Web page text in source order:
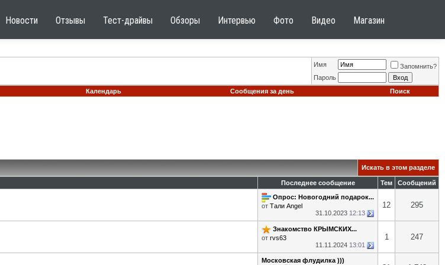
Новости Отзывы Тест-драйвы Обзоры Интервью Фото Видео Магазин
Имя
Запомнить?
Пароль
Календарь Сообщения за день Поиск
Искать в этом разделе
Последнее сообщение Тем Сообщений
Опрос: Новогодний подарок...
от Тали Angel
31.10.2023 12:13
12 295
Знакомство КРЫМСКИХ...
от rvs63
11.11.2024 13:01
1 247
Московская флудилка )))